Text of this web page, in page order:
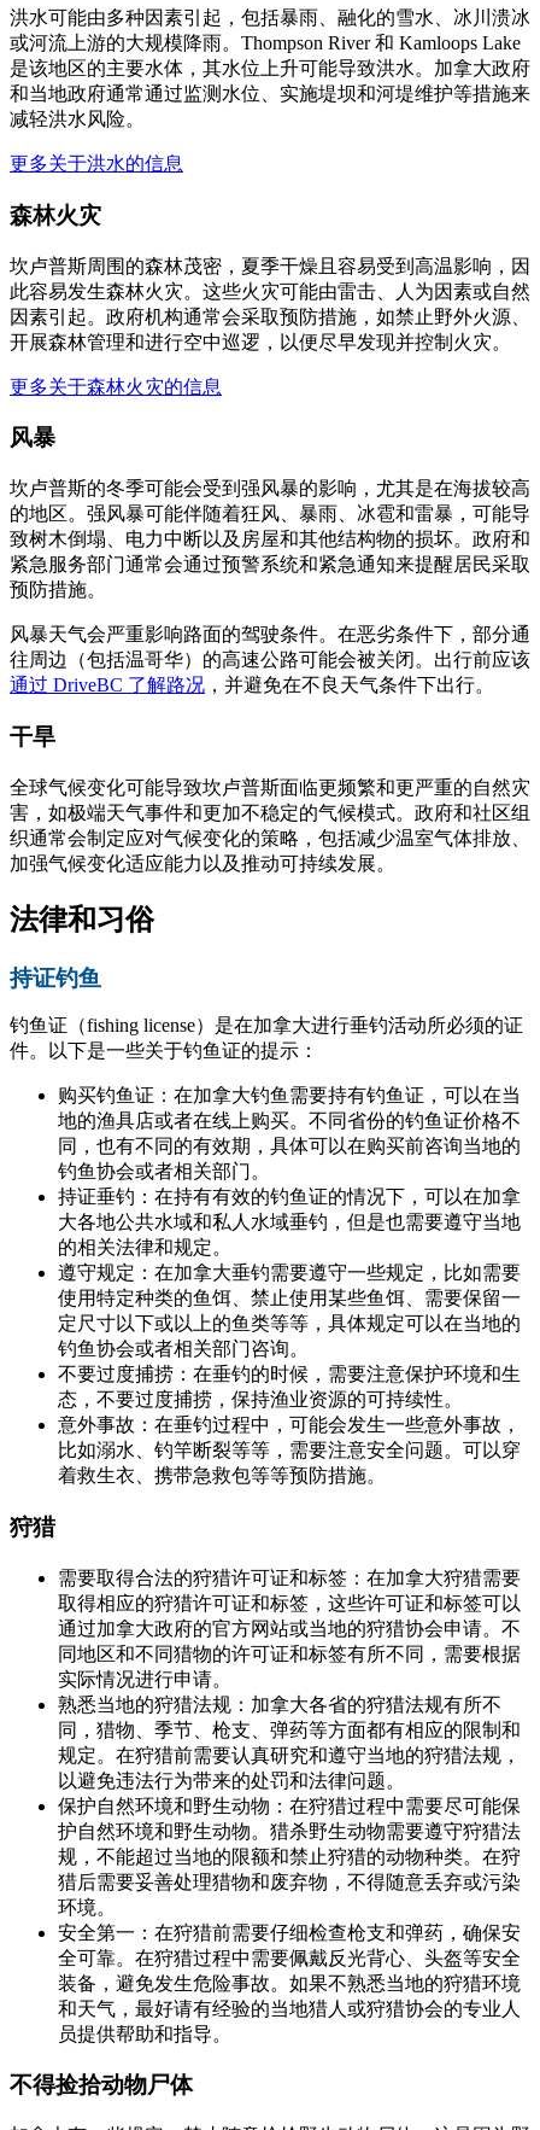
洪水可能由多种因素引起，包括暴雨、融化的雪水、冰川溃冰
或河流上游的大规模降雨。Thompson River 和 Kamloops Lake
是该地区的主要水体，其水位上升可能导致洪水。加拿大政府
和当地政府通常通过监测水位、实施堤坝和河堤维护等措施来
减轻洪水风险。
更多关于洪水的信息
森林火灾
坎卢普斯周围的森林茂密，夏季干燥且容易受到高温影响，因
此容易发生森林火灾。这些火灾可能由雷击、人为因素或自然
因素引起。政府机构通常会采取预防措施，如禁止野外火源、
开展森林管理和进行空中巡逻，以便尽早发现并控制火灾。
更多关于森林火灾的信息
风暴
坎卢普斯的冬季可能会受到强风暴的影响，尤其是在海拔较高
的地区。强风暴可能伴随着狂风、暴雨、冰雹和雷暴，可能导
致树木倒塌、电力中断以及房屋和其他结构物的损坏。政府和
紧急服务部门通常会通过预警系统和紧急通知来提醒居民采取
预防措施。
风暴天气会严重影响路面的驾驶条件。在恶劣条件下，部分通
往周边（包括温哥华）的高速公路可能会被关闭。出行前应该
通过 DriveBC 了解路况 ，并避免在不良天气条件下出行。
干旱
全球气候变化可能导致坎卢普斯面临更频繁和更严重的自然灾
害，如极端天气事件和更加不稳定的气候模式。政府和社区组
织通常会制定应对气候变化的策略，包括减少温室气体排放、
加强气候变化适应能力以及推动可持续发展。
法律和习俗
持证钓鱼
钓鱼证（fishing license）是在加拿大进行垂钓活动所必须的证
件。以下是一些关于钓鱼证的提示：
购买钓鱼证：在加拿大钓鱼需要持有钓鱼证，可以在当
地的渔具店或者在线上购买。不同省份的钓鱼证价格不
同，也有不同的有效期，具体可以在购买前咨询当地的
钓鱼协会或者相关部门。
持证垂钓：在持有有效的钓鱼证的情况下，可以在加拿
大各地公共水域和私人水域垂钓，但是也需要遵守当地
的相关法律和规定。
遵守规定：在加拿大垂钓需要遵守一些规定，比如需要
使用特定种类的鱼饵、禁止使用某些鱼饵、需要保留一
定尺寸以下或以上的鱼类等等，具体规定可以在当地的
钓鱼协会或者相关部门咨询。
不要过度捕捞：在垂钓的时候，需要注意保护环境和生
态，不要过度捕捞，保持渔业资源的可持续性。
意外事故：在垂钓过程中，可能会发生一些意外事故，
比如溺水、钓竿断裂等等，需要注意安全问题。可以穿
着救生衣、携带急救包等等预防措施。
狩猎
需要取得合法的狩猎许可证和标签：在加拿大狩猎需要
取得相应的狩猎许可证和标签，这些许可证和标签可以
通过加拿大政府的官方网站或当地的狩猎协会申请。不
同地区和不同猎物的许可证和标签有所不同，需要根据
实际情况进行申请。
熟悉当地的狩猎法规：加拿大各省的狩猎法规有所不
同，猎物、季节、枪支、弹药等方面都有相应的限制和
规定。在狩猎前需要认真研究和遵守当地的狩猎法规，
以避免违法行为带来的处罚和法律问题。
保护自然环境和野生动物：在狩猎过程中需要尽可能保
护自然环境和野生动物。猎杀野生动物需要遵守狩猎法
规，不能超过当地的限额和禁止狩猎的动物种类。在狩
猎后需要妥善处理猎物和废弃物，不得随意丢弃或污染
环境。
安全第一：在狩猎前需要仔细检查枪支和弹药，确保安
全可靠。在狩猎过程中需要佩戴反光背心、头盔等安全
装备，避免发生危险事故。如果不熟悉当地的狩猎环境
和天气，最好请有经验的当地猎人或狩猎协会的专业人
员提供帮助和指导。
不得捡拾动物尸体